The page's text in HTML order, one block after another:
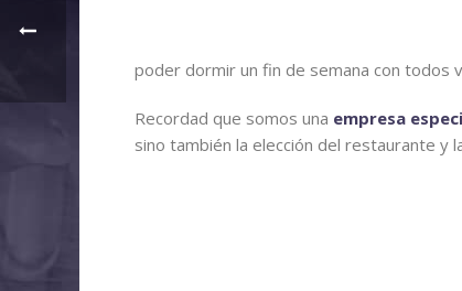
poder dormir un fin de semana con todos
Recordad que somos una empresa
sino también la elección del restaurante y